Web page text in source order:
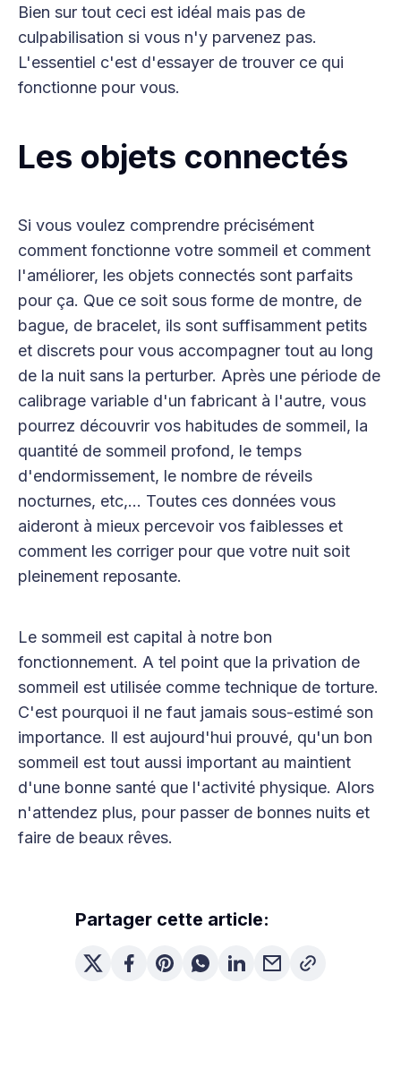
Bien sur tout ceci est idéal mais pas de
culpabilisation si vous n'y parvenez pas.
L'essentiel c'est d'essayer de trouver ce qui
fonctionne pour vous.
Les objets connectés
Si vous voulez comprendre précisément
comment fonctionne votre sommeil et comment
l'améliorer, les objets connectés sont parfaits
pour ça. Que ce soit sous forme de montre, de
bague, de bracelet, ils sont suffisamment petits
et discrets pour vous accompagner tout au long
de la nuit sans la perturber. Après une période de
calibrage variable d'un fabricant à l'autre, vous
pourrez découvrir vos habitudes de sommeil, la
quantité de sommeil profond, le temps
d'endormissement, le nombre de réveils
nocturnes, etc,... Toutes ces données vous
aideront à mieux percevoir vos faiblesses et
comment les corriger pour que votre nuit soit
pleinement reposante.
Le sommeil est capital à notre bon
fonctionnement. A tel point que la privation de
sommeil est utilisée comme technique de torture.
C'est pourquoi il ne faut jamais sous-estimé son
importance. Il est aujourd'hui prouvé, qu'un bon
sommeil est tout aussi important au maintient
d'une bonne santé que l'activité physique. Alors
n'attendez plus, pour passer de bonnes nuits et
faire de beaux rêves.
Partager cette article: